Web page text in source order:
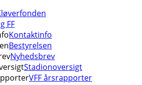
FF
Kontaktinfo
Bestyrelsen
Nyhedsbrev
Stadionoversigt
VFF årsrapporter